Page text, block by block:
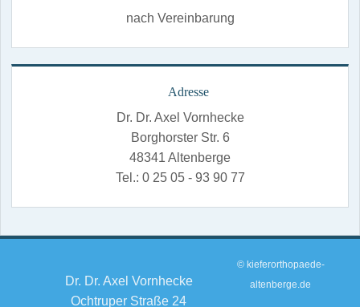
nach Vereinbarung
Adresse
Dr. Dr. Axel Vornhecke
Borghorster Str. 6
48341 Altenberge
Tel.: 0 25 05 - 93 90 77
Dr. Dr. Axel Vornhecke
Ochtruper Straße 24
© kieferorthopaede-
altenberge.de